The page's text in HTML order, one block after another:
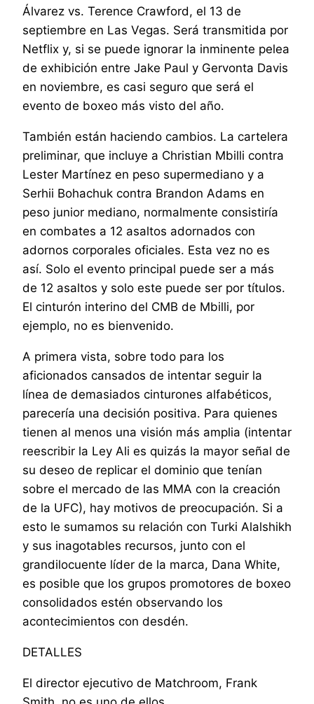
Álvarez vs. Terence Crawford, el 13 de
septiembre en Las Vegas. Será transmitida por
Netflix y, si se puede ignorar la inminente pelea
de exhibición entre Jake Paul y Gervonta Davis
en noviembre, es casi seguro que será el
evento de boxeo más visto del año.
También están haciendo cambios. La cartelera
preliminar, que incluye a Christian Mbilli contra
Lester Martínez en peso supermediano y a
Serhii Bohachuk contra Brandon Adams en
peso junior mediano, normalmente consistiría
en combates a 12 asaltos adornados con
adornos corporales oficiales. Esta vez no es
así. Solo el evento principal puede ser a más
de 12 asaltos y solo este puede ser por títulos.
El cinturón interino del CMB de Mbilli, por
ejemplo, no es bienvenido.
A primera vista, sobre todo para los
aficionados cansados ​​de intentar seguir la
línea de demasiados cinturones alfabéticos,
parecería una decisión positiva. Para quienes
tienen al menos una visión más amplia (intentar
reescribir la Ley Ali es quizás la mayor señal de
su deseo de replicar el dominio que tenían
sobre el mercado de las MMA con la creación
de la UFC), hay motivos de preocupación. Si a
esto le sumamos su relación con Turki Alalshikh
y sus inagotables recursos, junto con el
grandilocuente líder de la marca, Dana White,
es posible que los grupos promotores de boxeo
consolidados estén observando los
acontecimientos con desdén.
DETALLES
El director ejecutivo de Matchroom, Frank